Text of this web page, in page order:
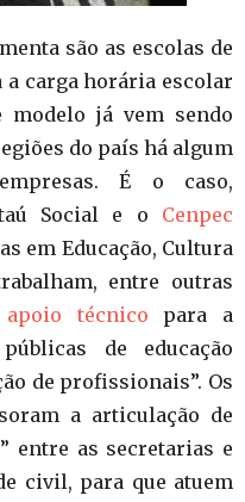
são as escolas de
carga horária escolar
já vem sendo
do país há algum
É o caso,
Social e o Cenpec
em Educação, Cultura
entre outras
técnico para a
de educação
de profissionais”. Os
a articulação de
entre as secretarias e
civil, para que atuem